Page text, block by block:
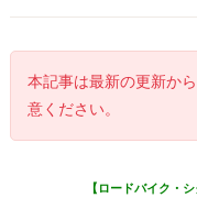
本記事は最新の更新か
意ください。
【ロードバイク・